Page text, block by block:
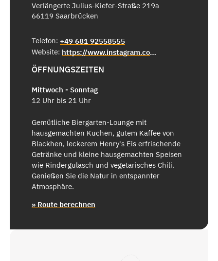
Verlängerte Julius-Kiefer-Straße 219a
66119 Saarbrücken
Telefon: +49 681 92558555
Website:
https://www.instagram.com/stadtbauernhof/
ÖFFNUNGSZEITEN
Mittwoch - Sonntag
12 Uhr bis 21 Uhr
Gemütliche Biergarten-Lounge mit
hausgemachten Kuchen, gutem Kaffee von
Blackhen, leckerem Henry's Eis erfrischende
Getränke und kleine hausgemachten Speisen
wie Rindergulasch und vegetarisches Chili.
Genießen Sie die Natur in entspannter
Atmosphäre.
» Route berechnen